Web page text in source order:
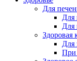
Для
Для
Для
Здоровая
Для
При